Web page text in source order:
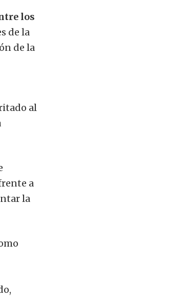
los
de la
de la
al
a
la